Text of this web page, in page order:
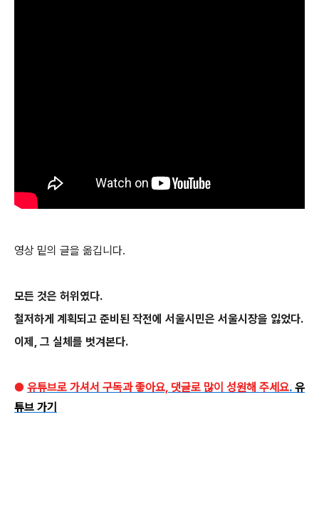
영상 밑의 글을 옮깁니다.
모든 것은 허위였다.
철저하게 계획되고 준비된 작전에 서울시민은 서울시장을 잃었다.
이제, 그 실체를 벗겨본다.
● 유튜브로 가셔서 구독과 좋아요, 댓글로 많이 성원해 주세요. 유
튜브 가기